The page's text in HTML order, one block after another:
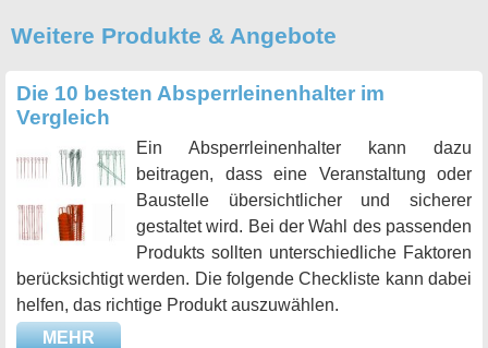
Weitere Produkte & Angebote
Die 10 besten Absperrleinenhalter im
Vergleich
Ein Absperrleinenhalter kann dazu
beitragen, dass eine Veranstaltung oder
Baustelle übersichtlicher und sicherer
gestaltet wird. Bei der Wahl des passenden
Produkts sollten unterschiedliche Faktoren
berücksichtigt werden. Die folgende Checkliste kann dabei
helfen, das richtige Produkt auszuwählen.
MEHR